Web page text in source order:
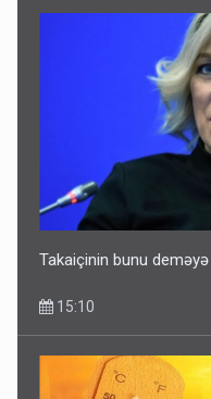
Takaiçinin bunu
15:10